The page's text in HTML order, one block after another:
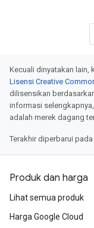
Kecuali dinyatakan lain,
Lisensi Creative
dilisensikan
informasi
adalah merek dagang
Terakhir diperbarui pada
Produk dan harga
Lihat semua produk
Harga Google Cloud